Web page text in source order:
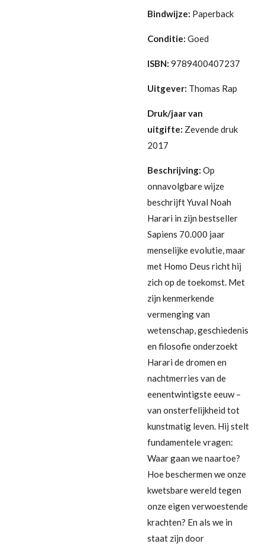
Bindwijze: Paperback
Conditie: Goed
ISBN: 9789400407237
Uitgever: Thomas Rap
Druk/jaar van
uitgifte: Zevende druk
2017
Beschrijving: Op
onnavolgbare wijze
beschrijft Yuval Noah
Harari in zijn bestseller
Sapiens 70.000 jaar
menselijke evolutie, maar
met Homo Deus richt hij
zich op de toekomst. Met
zijn kenmerkende
vermenging van
wetenschap, geschiedenis
en filosofie onderzoekt
Harari de dromen en
nachtmerries van de
eenentwintigste eeuw –
van onsterfelijkheid tot
kunstmatig leven. Hij stelt
fundamentele vragen:
Waar gaan we naartoe?
Hoe beschermen we onze
kwetsbare wereld tegen
onze eigen verwoestende
krachten? En als we in
staat zijn door